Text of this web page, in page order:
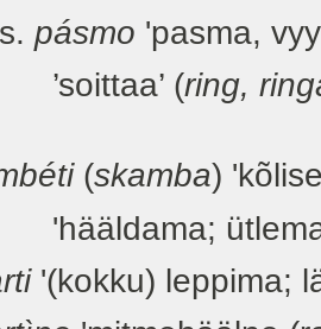
pásmo 'pasma,
(ring,
(skamba)
ütlema;
'(kokku) leppima;